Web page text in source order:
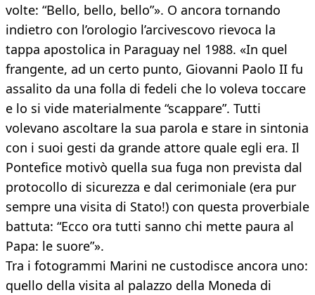
volte: “Bello, bello, bello”». O ancora tornando
indietro con l’orologio l’arcivescovo rievoca la
tappa apostolica in Paraguay nel 1988. «In quel
frangente, ad un certo punto, Giovanni Paolo II fu
assalito da una folla di fedeli che lo voleva toccare
e lo si vide materialmente “scappare”. Tutti
volevano ascoltare la sua parola e stare in sintonia
con i suoi gesti da grande attore quale egli era. Il
Pontefice motivò quella sua fuga non prevista dal
protocollo di sicurezza e dal cerimoniale (era pur
sempre una visita di Stato!) con questa proverbiale
battuta: “Ecco ora tutti sanno chi mette paura al
Papa: le suore”».
Tra i fotogrammi Marini ne custodisce ancora uno:
quello della visita al palazzo della Moneda di